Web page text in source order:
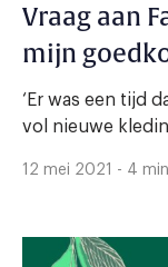
Vraag aan
mijn
‘Er was een tijd
vol nieuwe
12 mei 2021 - 4